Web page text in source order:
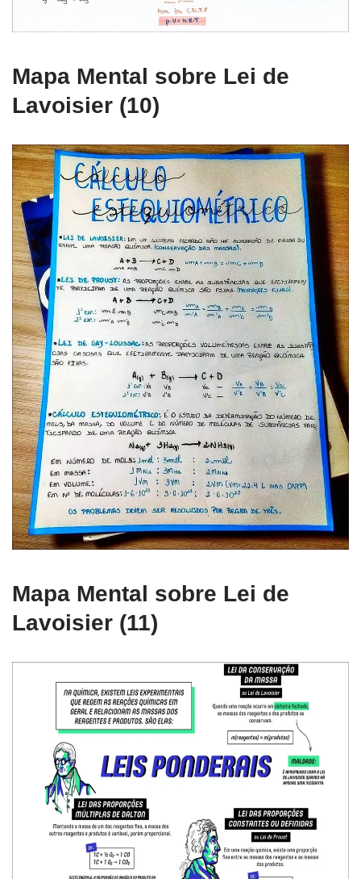
Mapa Mental sobre Lei de
Lavoisier (10)
Mapa Mental sobre Lei de
Lavoisier (11)